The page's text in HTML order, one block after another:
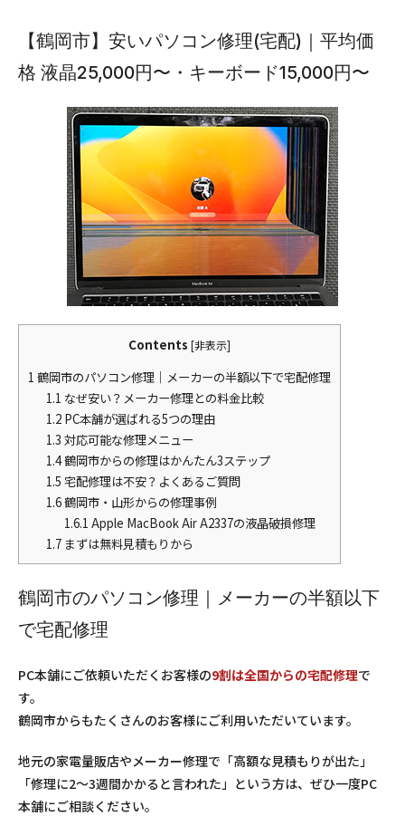
【鶴岡市】安いパソコン修理(宅配)｜平均価
格 液晶25,000円〜・キーボード15,000円〜
Contents [非表示]
1 鶴岡市のパソコン修理｜メーカーの半額以下で宅配修理
1.1 なぜ安い？メーカー修理との料金比較
1.2PC本舗が選ばれる5つの理由
1.3 対応可能な修理メニュー
1.4鶴岡市からの修理はかんたん3ステップ
1.5 宅配修理は不安？よくあるご質問
1.6鶴岡市・山形からの修理事例
1.6.1 Apple MacBook Air A2337の液晶破損修理
1.7まずは無料見積もりから
鶴岡市のパソコン修理｜メーカーの半額以下
で宅配修理
PC本舗にご依頼いただくお客様の9割は全国からの宅配修理で
す。
鶴岡市からもたくさんのお客様にご利用いただいています。
地元の家電量販店やメーカー修理で「高額な見積もりが出た」
「修理に2〜3週間かかると言われた」という方は、ぜひ一度PC
本舗にご相談ください。